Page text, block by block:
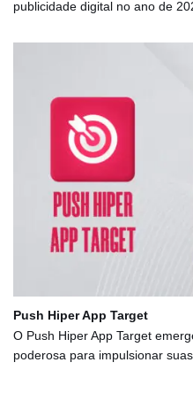
publicidade digital no ano de
Push Hiper App Target
O Push Hiper App Target
poderosa para impulsionar